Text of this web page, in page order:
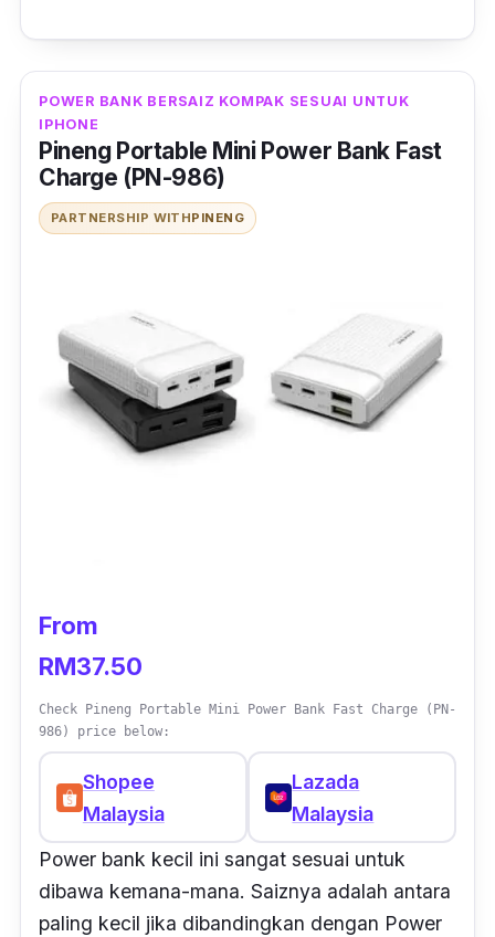
POWER BANK BERSAIZ KOMPAK SESUAI UNTUK
IPHONE
Pineng Portable Mini Power Bank Fast
Charge (PN-986)
PARTNERSHIP WITHPINENG
From
RM37.50
Check Pineng Portable Mini Power Bank Fast Charge (PN-
986) price below:
Shopee
Malaysia
Lazada
Malaysia
Power bank kecil ini sangat sesuai untuk
dibawa kemana-mana. Saiznya adalah antara
paling kecil jika dibandingkan dengan Power